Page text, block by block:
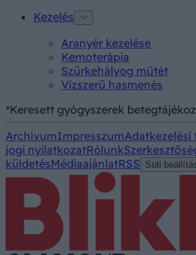
Kezelés
Aranyér kezelése
Kemoterápia
Szürkehályog műtét
Vízszerű hasmenés
*Keresett gyógyszerek
ArchívumImpresszumAdatkezelési
jogi nyilatkozatRólunk
küldetésMédiaajánlatRSS Süti